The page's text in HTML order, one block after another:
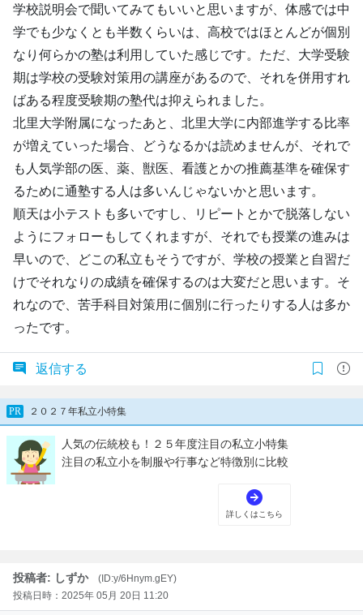
学校説明会で聞いてみてもいいと思いますが、体感では中
学でも少なくとも半数くらいは、高校ではほとんどが個別
なり何らかの塾は利用していた感じです。ただ、大学受験
期は学校の受験対策用の講座があるので、それを併用すれ
ばある程度受験期の塾代は抑えられました。
北里大学附属になったあと、北里大学に内部進学する比率
が増えていった場合、どうなるかは読めませんが、それで
も人気学部の医、薬、獣医、看護とかの推薦基準を確保す
るために通塾する人は多いんじゃないかと思います。
順天は小テストも多いですし、リピートとかで脱落しない
ようにフォローもしてくれますが、それでも授業の進みは
早いので、どこの私立もそうですが、学校の授業と自習だ
けでそれなりの成績を確保するのは大変だと思います。そ
れなので、苦手科目対策用に個別に行ったりする人は多か
ったです。
返信する
投稿者: しずか
(ID:y/6Hnym.gEY)
投稿日時：2025年 05月 20日 11:20